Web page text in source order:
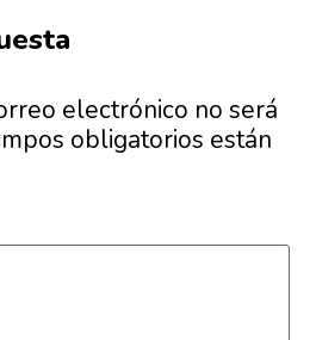
electrónico no será
obligatorios están